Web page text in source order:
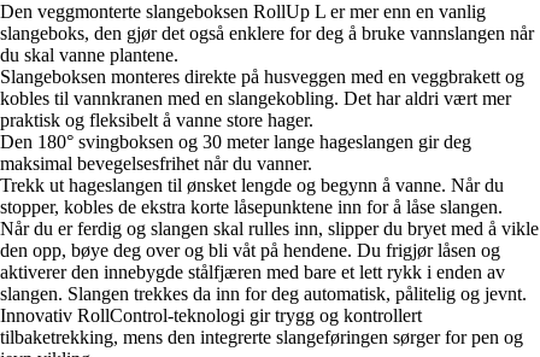
Den veggmonterte slangeboksen RollUp L er mer enn en vanlig
slangeboks, den gjør det også enklere for deg å bruke vannslangen når
du skal vanne plantene.
Slangeboksen monteres direkte på husveggen med en veggbrakett og
kobles til vannkranen med en slangekobling. Det har aldri vært mer
praktisk og fleksibelt å vanne store hager.
Den 180° svingboksen og 30 meter lange hageslangen gir deg
maksimal bevegelsesfrihet når du vanner.
Trekk ut hageslangen til ønsket lengde og begynn å vanne. Når du
stopper, kobles de ekstra korte låsepunktene inn for å låse slangen.
Når du er ferdig og slangen skal rulles inn, slipper du bryet med å vikle
den opp, bøye deg over og bli våt på hendene. Du frigjør låsen og
aktiverer den innebygde stålfjæren med bare et lett rykk i enden av
slangen. Slangen trekkes da inn for deg automatisk, pålitelig og jevnt.
Innovativ RollControl-teknologi gir trygg og kontrollert
tilbaketrekking, mens den integrerte slangeføringen sørger for pen og